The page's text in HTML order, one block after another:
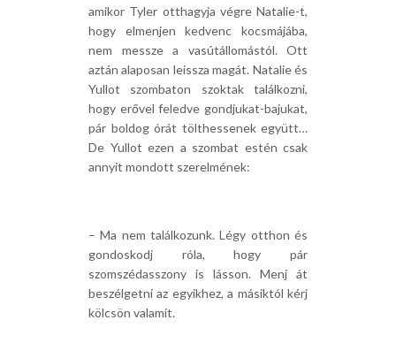
amikor Tyler otthagyja végre Natalie-t,
hogy elmenjen kedvenc kocsmájába,
nem messze a vasútállomástól. Ott
aztán alaposan leissza magát. Natalie és
Yullot szombaton szoktak találkozni,
hogy erővel feledve gondjukat-bajukat,
pár boldog órát tölthessenek együtt…
De Yullot ezen a szombat estén csak
annyit mondott szerelmének:
– Ma nem találkozunk. Légy otthon és
gondoskodj róla, hogy pár
szomszédasszony is lásson. Menj át
beszélgetni az egyikhez, a másiktól kérj
kölcsön valamit.